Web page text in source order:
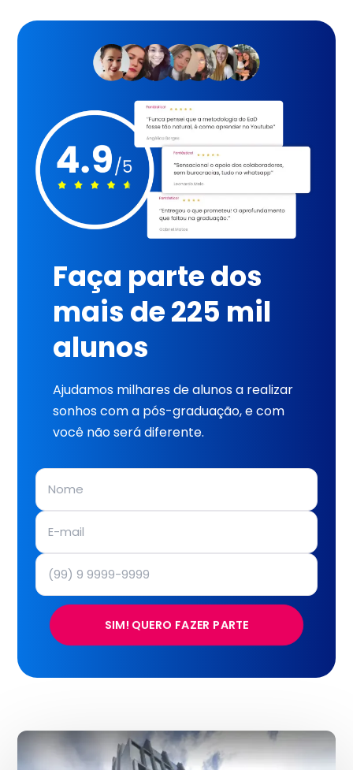
Faça parte dos
mais de 225 mil
alunos
Ajudamos milhares de alunos a realizar
sonhos com a pós-graduação, e com
você não será diferente.
SIM! QUERO FAZER PARTE